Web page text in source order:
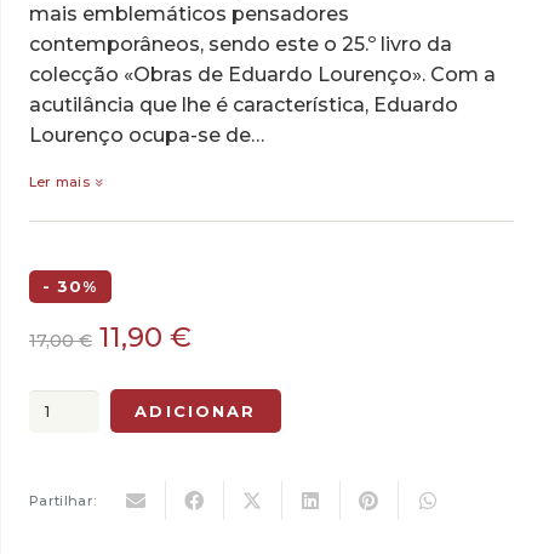
mais emblemáticos pensadores
contemporâneos, sendo este o 25.º livro da
colecção «Obras de Eduardo Lourenço». Com a
acutilância que lhe é característica, Eduardo
Lourenço ocupa-se de…
Ler mais
- 30%
17,00€ O
original
era:
11,90 €
atual
é:
Quantidade
Canto
ADICIONAR
Partilhar: